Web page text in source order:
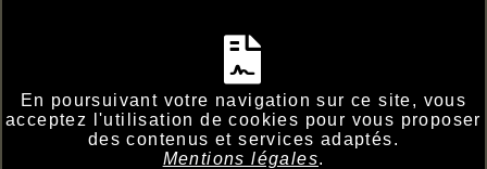
En poursuivant votre navigation sur ce site, vous
acceptez l'utilisation de cookies pour vous proposer
des contenus et services adaptés.
Mentions légales.